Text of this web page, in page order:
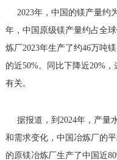
2023年，中国的镁产量约
年，中国原级镁产量约占全
炼厂2023年生产了约46万吨
的近50%。同比下降近20%
有关。
据报道，到2024年，产量
和需求变化，中国冶炼厂的
的原镁冶炼厂生产了中国近